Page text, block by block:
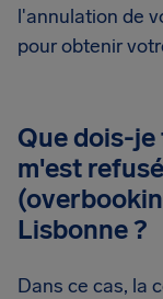
l'annulation de
pour obtenir
Que dois-
m'est
Lisbonne ?
Dans ce cas, la